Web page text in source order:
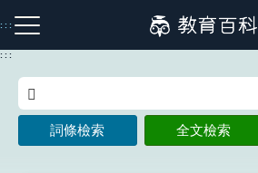
到
主
:::
注音索引圖示 筆畫索引圖示
:::
詞條檢索 全文檢索